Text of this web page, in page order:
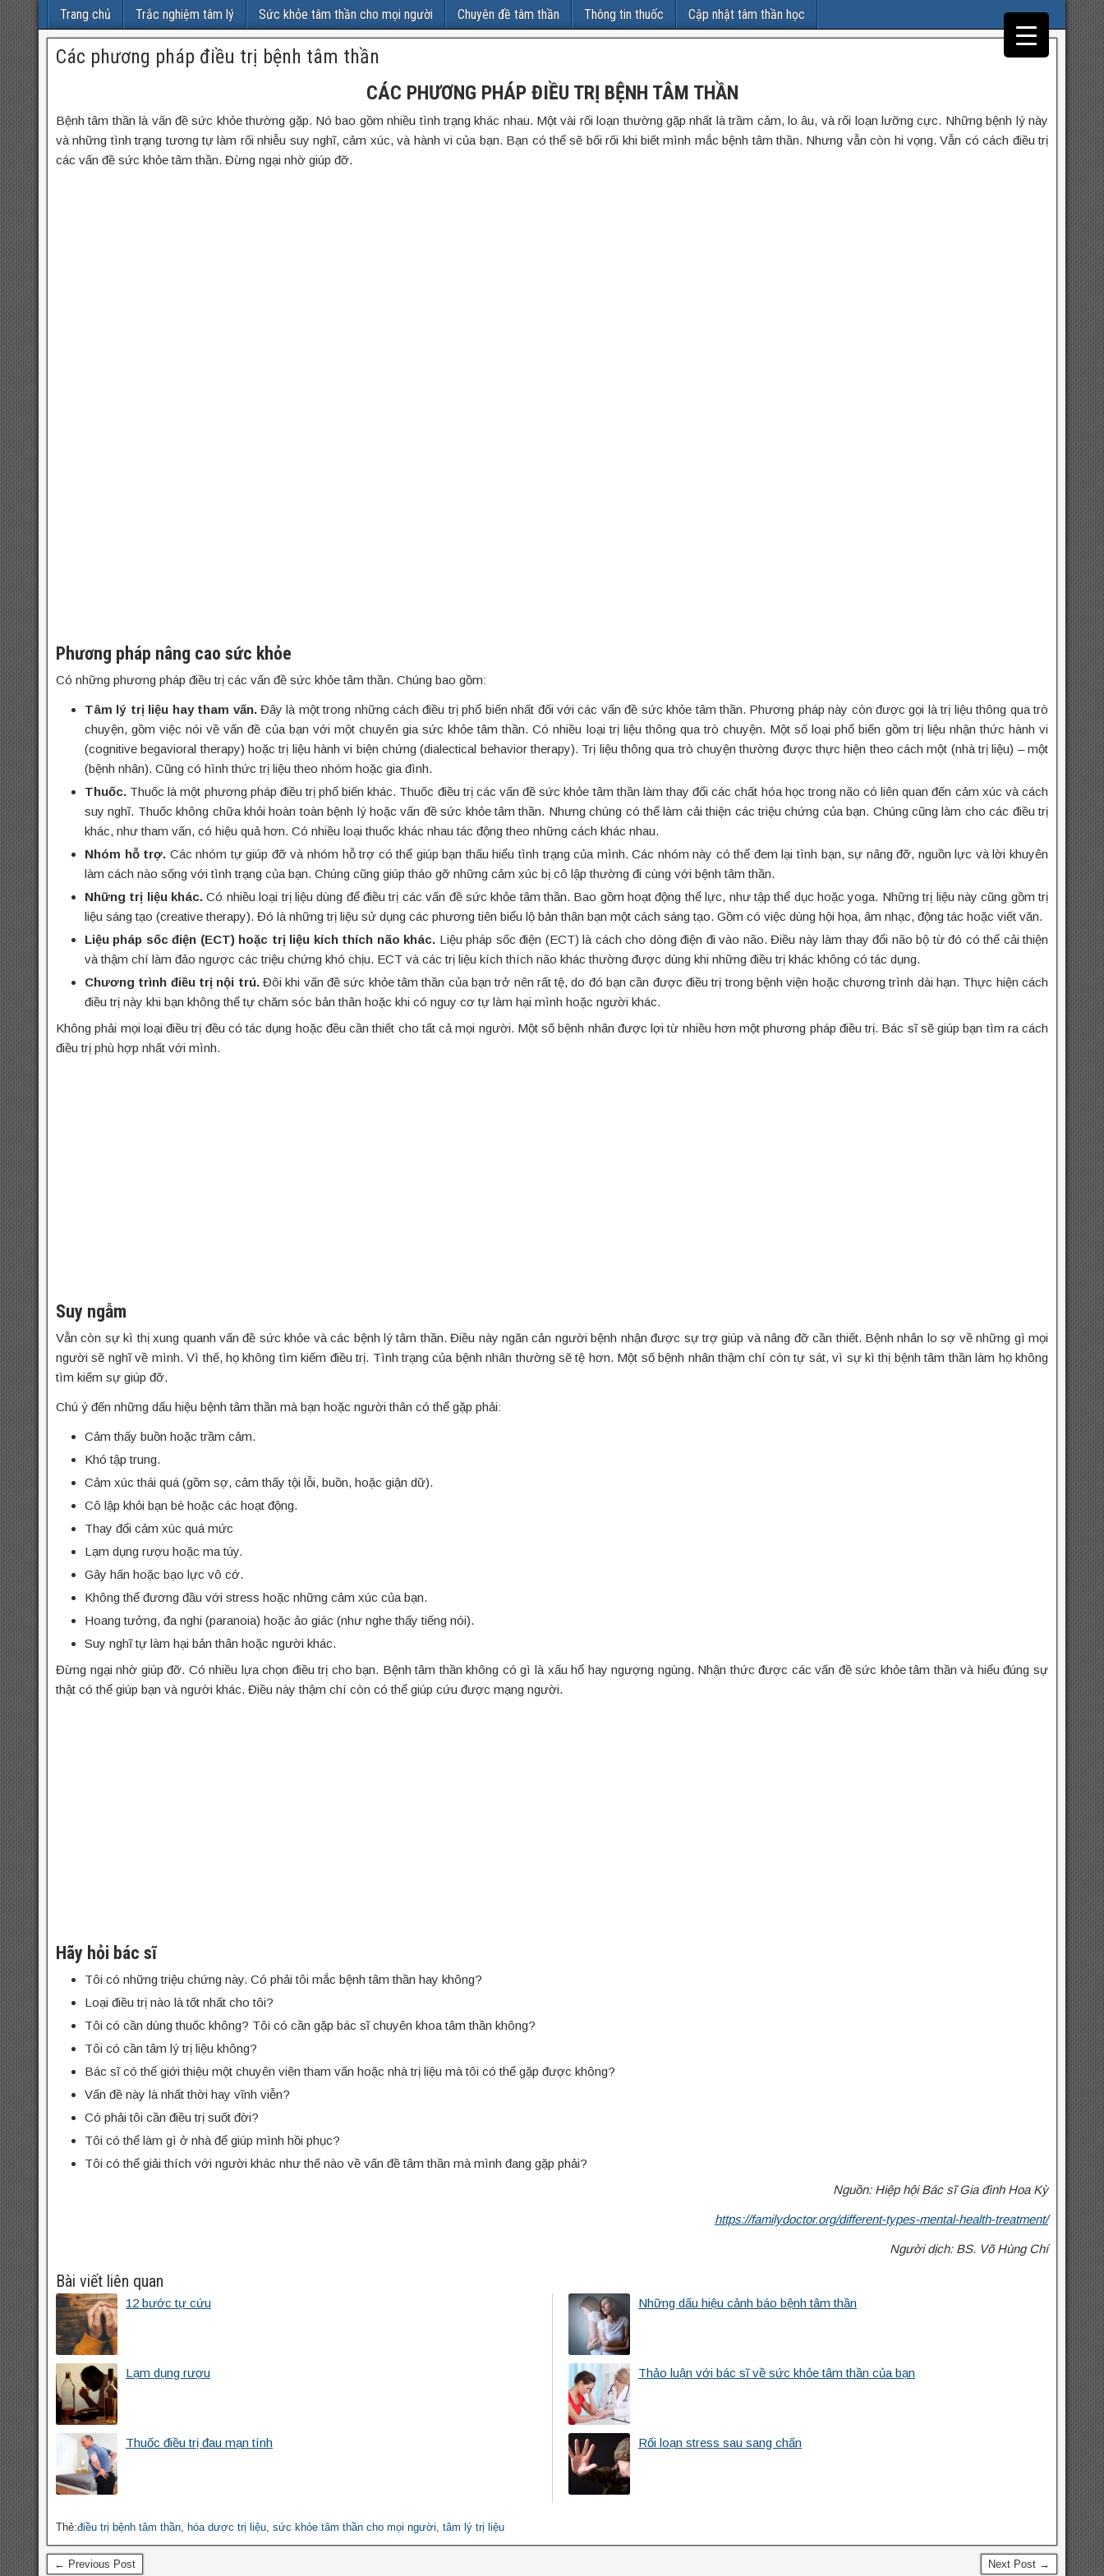
Trang chủ Trắc nghiệm tâm lý Sức khỏe tâm thần cho mọi người Chuyên đề tâm thần Thông tin thuốc Cập nhật tâm thần học
Các phương pháp điều trị bệnh tâm thần
CÁC PHƯƠNG PHÁP ĐIỀU TRỊ BỆNH TÂM THẦN
Bệnh tâm thần là vấn đề sức khỏe thường gặp. Nó bao gồm nhiều tình trạng khác nhau. Một vài rối loạn thường gặp nhất là trầm cảm, lo âu, và rối loạn lưỡng cực. Những bệnh lý này
và những tình trạng tương tự làm rối nhiễu suy nghĩ, cảm xúc, và hành vi của bạn. Bạn có thể sẽ bối rối khi biết mình mắc bệnh tâm thần. Nhưng vẫn còn hi vọng. Vẫn có cách điều trị
các vấn đề sức khỏe tâm thần. Đừng ngại nhờ giúp đỡ.
Phương pháp nâng cao sức khỏe
Có những phương pháp điều trị các vấn đề sức khỏe tâm thần. Chúng bao gồm:
Tâm lý trị liệu hay tham vấn. Đây là một trong những cách điều trị phổ biến nhất đối với các vấn đề sức khỏe tâm thần. Phương pháp này còn được gọi là trị liệu thông qua trò
chuyện, gồm việc nói về vấn đề của bạn với một chuyên gia sức khỏe tâm thần. Có nhiều loại trị liệu thông qua trò chuyện. Một số loại phổ biến gồm trị liệu nhận thức hành vi
(cognitive begavioral therapy) hoặc trị liệu hành vi biện chứng (dialectical behavior therapy). Trị liệu thông qua trò chuyện thường được thực hiện theo cách một (nhà trị liệu) – một
(bệnh nhân). Cũng có hình thức trị liệu theo nhóm hoặc gia đình.
Thuốc. Thuốc là một phương pháp điều trị phổ biến khác. Thuốc điều trị các vấn đề sức khỏe tâm thần làm thay đổi các chất hóa học trong não có liên quan đến cảm xúc và cách
suy nghĩ. Thuốc không chữa khỏi hoàn toàn bệnh lý hoặc vấn đề sức khỏe tâm thần. Nhưng chúng có thể làm cải thiện các triệu chứng của bạn. Chúng cũng làm cho các điều trị
khác, như tham vấn, có hiệu quả hơn. Có nhiều loại thuốc khác nhau tác động theo những cách khác nhau.
Nhóm hỗ trợ. Các nhóm tự giúp đỡ và nhóm hỗ trợ có thể giúp bạn thấu hiểu tình trạng của mình. Các nhóm này có thể đem lại tình bạn, sự nâng đỡ, nguồn lực và lời khuyên
làm cách nào sống với tình trạng của bạn. Chúng cũng giúp tháo gỡ những cảm xúc bị cô lập thường đi cùng với bệnh tâm thần.
Những trị liệu khác. Có nhiều loại trị liệu dùng để điều trị các vấn đề sức khỏe tâm thần. Bao gồm hoạt động thể lực, như tập thể dục hoặc yoga. Những trị liệu này cũng gồm trị
liệu sáng tạo (creative therapy). Đó là những trị liệu sử dụng các phương tiên biểu lộ bản thân bạn một cách sáng tạo. Gồm có việc dùng hội họa, âm nhạc, động tác hoặc viết văn.
Liệu pháp sốc điện (ECT) hoặc trị liệu kích thích não khác. Liệu pháp sốc điện (ECT) là cách cho dòng điện đi vào não. Điều này làm thay đổi não bộ từ đó có thể cải thiện
và thậm chí làm đảo ngược các triệu chứng khó chịu. ECT và các trị liệu kích thích não khác thường được dùng khi những điều trị khác không có tác dụng.
Chương trình điều trị nội trú.Đôi khi vấn đề sức khỏe tâm thần của bạn trở nên rất tệ, do đó bạn cần được điều trị trong bệnh viện hoặc chương trình dài hạn. Thực hiện cách
điều trị này khi bạn không thể tự chăm sóc bản thân hoặc khi có nguy cơ tự làm hại mình hoặc người khác.
Không phải mọi loại điều trị đều có tác dụng hoặc đều cần thiết cho tất cả mọi người. Một số bệnh nhân được lợi từ nhiều hơn một phương pháp điều trị. Bác sĩ sẽ giúp bạn tìm ra cách
điều trị phù hợp nhất với mình.
Suy ngẫm
Vẫn còn sự kì thị xung quanh vấn đề sức khỏe và các bệnh lý tâm thần. Điều này ngăn cản người bệnh nhận được sự trợ giúp và nâng đỡ cần thiết. Bệnh nhân lo sợ về những gì mọi
người sẽ nghĩ về mình. Vì thế, họ không tìm kiếm điều trị. Tình trạng của bệnh nhân thường sẽ tệ hơn. Một số bệnh nhân thậm chí còn tự sát, vì sự kì thị bệnh tâm thần làm họ không
tìm kiếm sự giúp đỡ.
Chú ý đến những dấu hiệu bệnh tâm thần mà bạn hoặc người thân có thể gặp phải:
Cảm thấy buồn hoặc trầm cảm.
Khó tập trung.
Cảm xúc thái quá (gồm sợ, cảm thấy tội lỗi, buồn, hoặc giận dữ).
Cô lập khỏi bạn bè hoặc các hoạt động.
Thay đổi cảm xúc quá mức
Lạm dụng rượu hoặc ma túy.
Gây hấn hoặc bạo lực vô cớ.
Không thể đương đầu với stress hoặc những cảm xúc của bạn.
Hoang tưởng, đa nghi (paranoia) hoặc ảo giác (như nghe thấy tiếng nói).
Suy nghĩ tự làm hại bản thân hoặc người khác.
Đừng ngại nhờ giúp đỡ. Có nhiều lựa chọn điều trị cho bạn. Bệnh tâm thần không có gì là xấu hổ hay ngượng ngùng. Nhận thức được các vấn đề sức khỏe tâm thần và hiểu đúng sự
thật có thể giúp bạn và người khác. Điều này thậm chí còn có thể giúp cứu được mạng người.
Hãy hỏi bác sĩ
Tôi có những triệu chứng này. Có phải tôi mắc bệnh tâm thần hay không?
Loại điều trị nào là tốt nhất cho tôi?
Tôi có cần dùng thuốc không? Tôi có cần gặp bác sĩ chuyên khoa tâm thần không?
Tôi có cần tâm lý trị liệu không?
Bác sĩ có thể giới thiệu một chuyên viên tham vấn hoặc nhà trị liệu mà tôi có thể gặp được không?
Vấn đề này là nhất thời hay vĩnh viễn?
Có phải tôi cần điều trị suốt đời?
Tôi có thể làm gì ở nhà để giúp mình hồi phục?
Tôi có thể giải thích với người khác như thế nào về vấn đề tâm thần mà mình đang gặp phải?
​Nguồn: Hiệp hội Bác sĩ Gia đình Hoa Kỳ
https://familydoctor.org/different-types-mental-health-treatment/
Người dịch: BS. Võ Hùng Chí
Bài viết liên quan
12 bước tự cứu
Lạm dụng rượu
Thuốc điều trị đau mạn tính
Những dấu hiệu cảnh báo bệnh tâm thần
Thảo luận với bác sĩ về sức khỏe tâm thần của bạn
Rối loạn stress sau sang chấn
Thẻ:điều trị bệnh tâm thần, hóa dược trị liệu, sức khỏe tâm thần cho mọi người, tâm lý trị liệu
← Previous Post Next Post →